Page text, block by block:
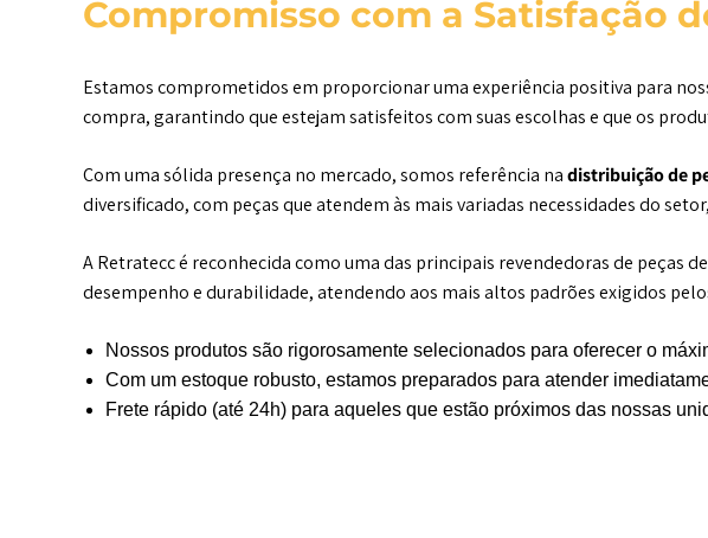
Compromisso com a Satisfação
Estamos comprometidos em proporcionar uma experiência positiva para
compra, garantindo que estejam satisfeitos com suas escolhas e que os
Com uma sólida presença no mercado, somos referência nadistribuição de
diversificado, com peças que atendem às mais variadas necessidades do
A Retratecc é reconhecida como uma das principais revendedoras de
desempenho e durabilidade, atendendo aos mais altos padrões exigidos
Nossos produtos são rigorosamente selecionados para oferecer o
Com um estoque robusto, estamos preparados para atender
Frete rápido (até 24h) para aqueles que estão próximos das nossas